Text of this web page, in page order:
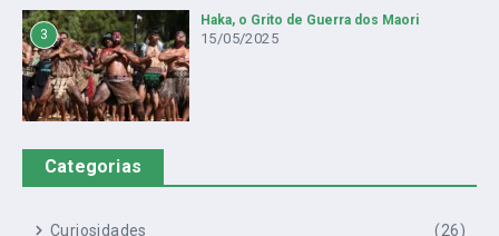
3
Haka, o Grito de Guerra dos Maori
15/05/2025
Categorias
Curiosidades (26)